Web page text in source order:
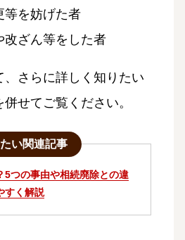
等を妨げた者
改ざん等をした者
さらに詳しく知りたい
せてご覧ください。
い関連記事
5つの事由や相続廃除との違
すく解説